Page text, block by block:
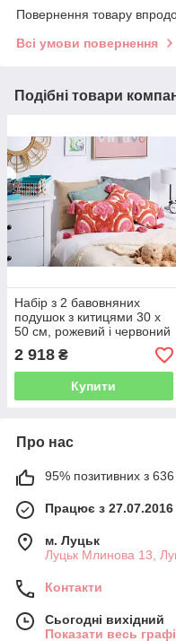
Повернення товару
Всі умови повернення
Подібні товари
Набір з 2 бавовняних
подушок з китицями 30 x
50 см, рожевий і червоний
FRAKSINUS
2 918 ₴
Купити
Про нас
95% позитивних з 636
Працює з 27.07.2016
м. Луцьк
Луцьк Млинова 13,
Контакти
Сьогодні вихідний
Показати весь